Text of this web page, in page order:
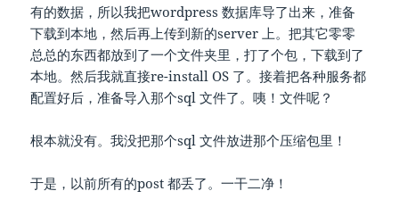
有的数据，所以我把wordpress 数据库导了出来，准备
下载到本地，然后再上传到新的server 上。把其它零零
总总的东西都放到了一个文件夹里，打了个包，下载到了
本地。然后我就直接re-install OS 了。接着把各种服务都
配置好后，准备导入那个sql 文件了。咦！文件呢？
根本就没有。我没把那个sql 文件放进那个压缩包里！
于是，以前所有的post 都丢了。一干二净！